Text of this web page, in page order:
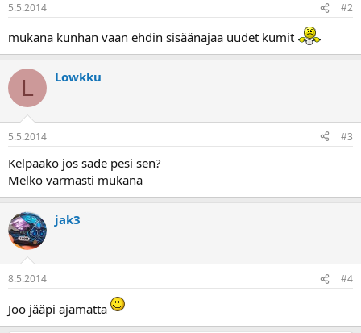
5.5.2014 #2
mukana kunhan vaan ehdin sisäänajaa uudet kumit
L Lowkku
5.5.2014 #3
Kelpaako jos sade pesi sen?
Melko varmasti mukana
jak3
8.5.2014 #4
Joo jääpi ajamatta